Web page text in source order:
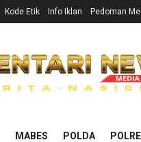
Kode Etik Info Iklan Pedoman
MABES POLDA